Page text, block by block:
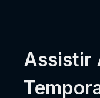
Assistir